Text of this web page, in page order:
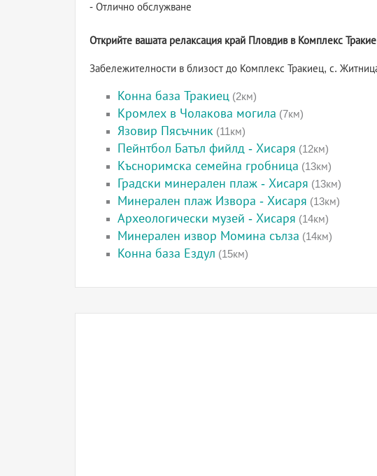
- Отлично обслужване
Открийте вашата релаксация край Пловдив в Комплекс
Забележителности в близост до Комплекс Тракиец, с.
Конна база Тракиец (2км)
Кромлех в Чолакова могила (7км)
Язовир Пясъчник (11км)
Пейнтбол Батъл фийлд - Хисаря (12км)
Късноримска семейна гробница (13км)
Градски минерален плаж - Хисаря (13км)
Минерален плаж Извора - Хисаря (13км)
Археологически музей - Хисаря (14км)
Минерален извор Момина сълза (14км)
Конна база Ездул (15км)